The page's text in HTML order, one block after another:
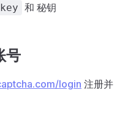
key 和 秘钥
号
login 注册并